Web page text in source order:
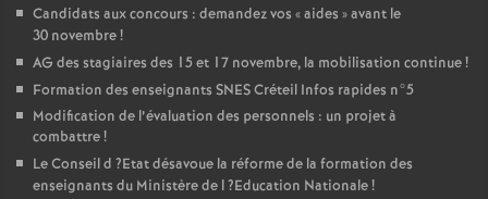
Candidats aux concours : demandez vos «aides » avant le
30 novembre!
AG des stagiaires des 15 et 17 novembre, la mobilisation continue!
Formation des enseignants SNESCréteil Infos rapides n°5
Modification de l’évaluation des personnels : un projet à
combattre!
Le Conseil d ?Etat désavoue la réforme de la formation des
enseignants du Ministère de l?Education Nationale!